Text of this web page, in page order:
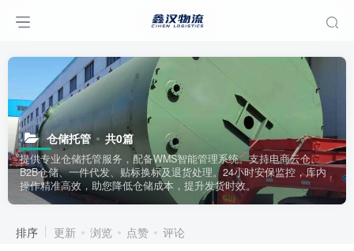
仓储托管 共0篇
提供专业仓储托管服务，配备WMS智能管理系统。支持电商云仓、
B2B仓储、一件代发、贴标换标及退货处理。24小时安保监控，库内
操作精准高效，助您降低仓储成本，提升发货时效。
排序 更新 浏览 点赞 评论